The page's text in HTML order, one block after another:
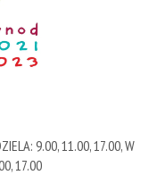
9.00, 11.00, 17.00, W
17.00